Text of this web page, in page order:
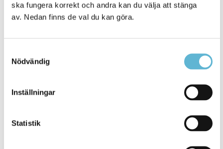
ska fungera korrekt och andra kan du välja att stänga
av. Nedan finns de val du kan göra.
Nödvändig
Inställningar
Statistik
KONTAKT
Besöksadress